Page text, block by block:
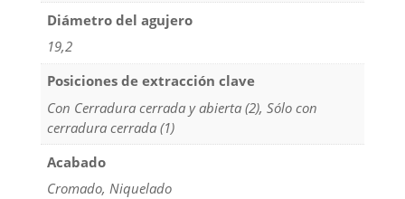
Diámetro del agujero
19,2
Posiciones de extracción clave
Con Cerradura cerrada y abierta (2), Sólo con
cerradura cerrada (1)
Acabado
Cromado, Niquelado